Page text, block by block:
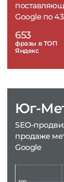
Google по
653
фразы в ТОП
Яндекс
Юг-
SEO-
продаже
Google